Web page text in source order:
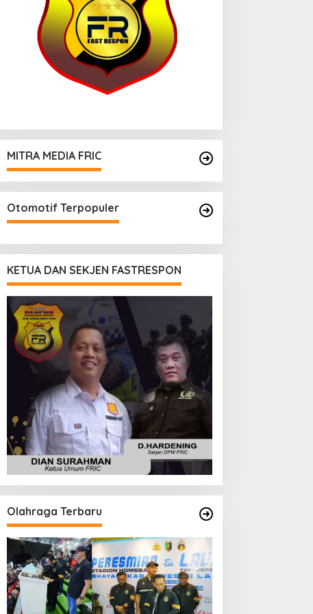
MITRA MEDIA FRIC
Otomotif Terpopuler
KETUA DAN SEKJEN FASTRESPON
Olahraga Terbaru